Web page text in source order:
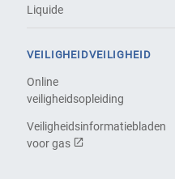
Liquide
VEILIGHEIDVEILIGHEID
Online
veiligheidsopleiding
Veiligheidsinformatiebladen
voor gas